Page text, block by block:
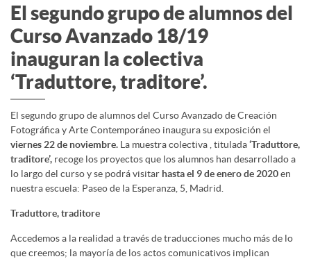
El segundo grupo de alumnos del
Curso Avanzado 18/19
inauguran la colectiva
‘Traduttore, traditore’.
El segundo grupo de alumnos del Curso Avanzado de Creación
Fotográfica y Arte Contemporáneo inaugura su exposición el
viernes 22 de noviembre. La muestra colectiva , titulada‘Traduttore,
traditore’, recoge los proyectos que los alumnos han desarrollado a
lo largo del curso y se podrá visitar hasta el 9 de enero de 2020en
nuestra escuela: Paseo de la Esperanza, 5, Madrid.
Traduttore, traditore
Accedemos a la realidad a través de traducciones mucho más de lo
que creemos; la mayoría de los actos comunicativos implican